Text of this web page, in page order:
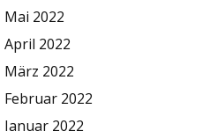
Mai 2022
April 2022
März 2022
Februar 2022
Januar 2022